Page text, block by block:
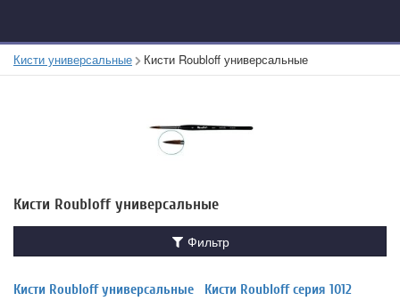
Кисти универсальные Кисти Roubloff универсальные
Кисти Roubloff универсальные
Фильтр
Кисти Roubloff универсальные
Кисти Roubloff серия 1012